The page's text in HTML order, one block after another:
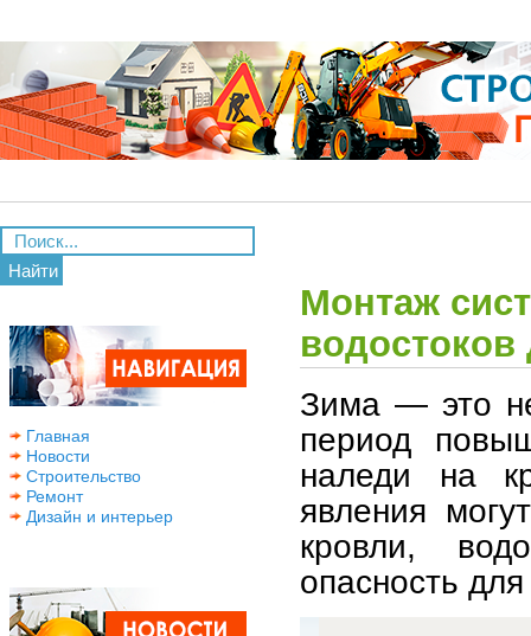
Найти
Главная
Новости
Строительство
Ремонт
Дизайн и интерьер
Монтаж
Зима — это
период
наледи на
явления
кровли,
опасность